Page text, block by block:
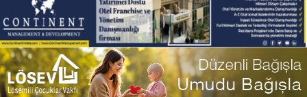
Sofralar Sergisi, Türkiye’nin 100. Yılı Temasıyla
Gerçekleşecek